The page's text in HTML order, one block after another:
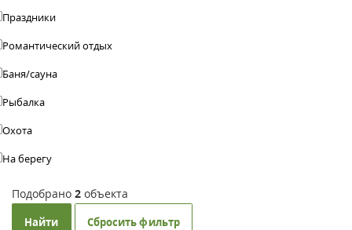
Праздники
Романтический отдых
Баня/сауна
Рыбалка
Охота
На берегу
Подобрано 2 объекта
Найти Сбросить фильтр